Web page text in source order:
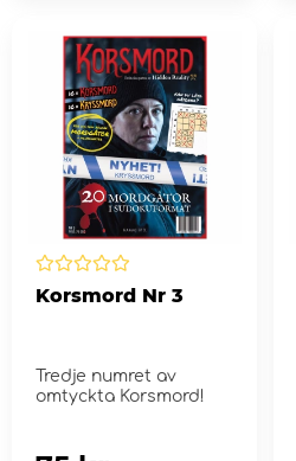
Korsmord Nr 3
Tredje numret av
omtyckta Korsmord!